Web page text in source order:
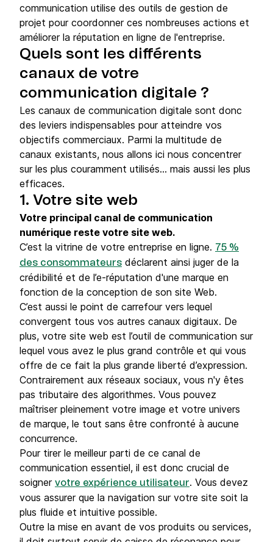
communication utilise des outils de gestion de
projet pour coordonner ces nombreuses actions et
améliorer la réputation en ligne de l'entreprise.
Quels sont les différents
canaux de votre
communication digitale ?
Les canaux de communication digitale sont donc
des leviers indispensables pour atteindre vos
objectifs commerciaux. Parmi la multitude de
canaux existants, nous allons ici nous concentrer
sur les plus couramment utilisés... mais aussi les plus
efficaces.
1. Votre site web
Votre principal canal de communication
numérique reste votre site web.
C’est la vitrine de votre entreprise en ligne. 75 %
des consommateurs déclarent ainsi juger de la
crédibilité et de l’e-réputation d'une marque en
fonction de la conception de son site Web.
C’est aussi le point de carrefour vers lequel
convergent tous vos autres canaux digitaux. De
plus, votre site web est l’outil de communication sur
lequel vous avez le plus grand contrôle et qui vous
offre de ce fait la plus grande liberté d’expression.
Contrairement aux réseaux sociaux, vous n'y êtes
pas tributaire des algorithmes. Vous pouvez
maîtriser pleinement votre image et votre univers
de marque, le tout sans être confronté à aucune
concurrence.
Pour tirer le meilleur parti de ce canal de
communication essentiel, il est donc crucial de
soigner votre expérience utilisateur. Vous devez
vous assurer que la navigation sur votre site soit la
plus fluide et intuitive possible.
Outre la mise en avant de vos produits ou services,